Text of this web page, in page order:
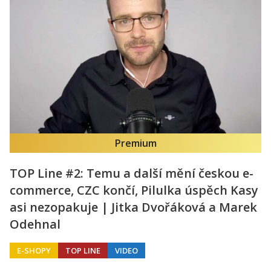
Premium
TOP Line #2: Temu a další mění českou e-
commerce, CZC končí, Pilulka úspěch Kasy
asi nezopakuje | Jitka Dvořáková a Marek
Odehnal
E-SHOPY TOP LINE VIDEO